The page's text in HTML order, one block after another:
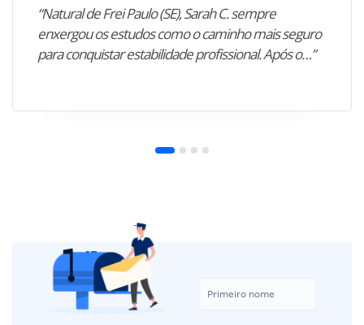
“Natural de Frei Paulo (SE), Sarah C. sempre
enxergou os estudos como o caminho mais seguro
para conquistar estabilidade profissional. Após o…”